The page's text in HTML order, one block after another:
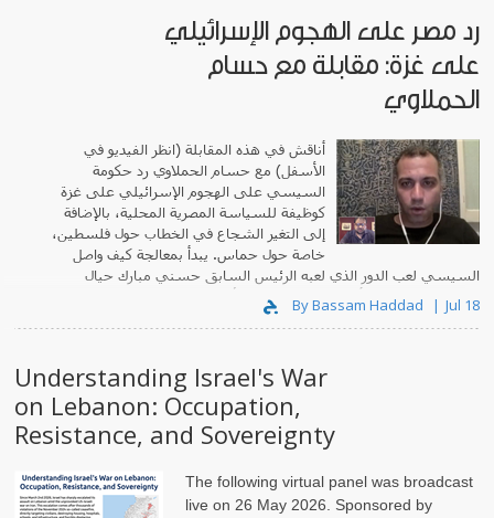
رد مصر على الهجوم الإسرائيلي
على غزة: مقابلة مع حسام
الحملاوي
أناقش في هذه المقابلة (انظر الفيديو في
الأسفل) مع حسام الحملاوي رد حكومة
السيسي على الهجوم الإسرائيلي على غزة
كوظيفة للسياسة المصرية المحلية، بالإضافة
إلى التغير الشجاع في الخطاب حول فلسطين،
خاصة حول حماس. يبدأ بمعالجة كيف واصل
السيسي لعب الدور الذي لعبه الرئيس السابق حسني مبارك حيال
فلسطين؛ باستثناء أن السيسي تجاوزه بأضعاف مضاعفة. ومهما كان ما..
By Bassam Haddad Jul 18
Understanding Israel's War
on Lebanon: Occupation,
Resistance, and Sovereignty
The following virtual panel was broadcast
live on 26 May 2026. Sponsored by